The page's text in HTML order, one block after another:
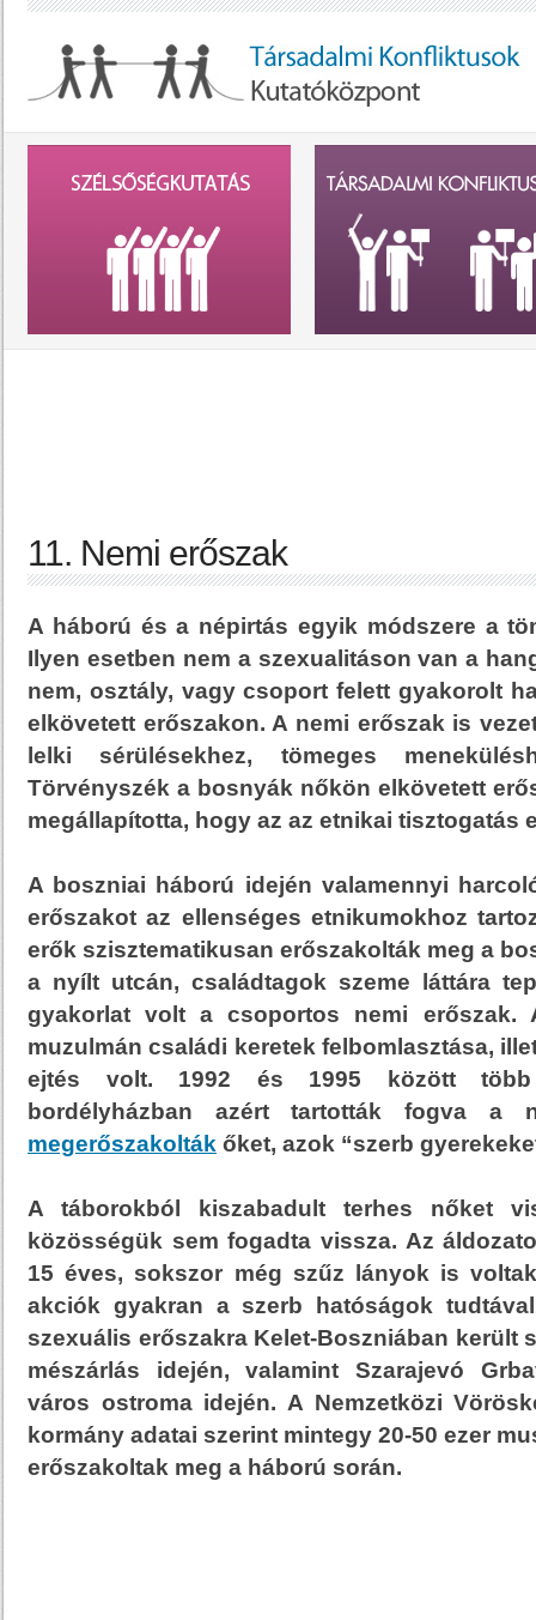
11. Nemi erőszak
A háború és a népirtás egyik módszere a
Ilyen esetben nem a szexualitáson van a
nem, osztály, vagy csoport felett gyakorolt
elkövetett erőszakon. A nemi erőszak is
lelki sérülésekhez, tömeges
Törvényszék a bosnyák nőkön elkövetett
megállapította, hogy az az etnikai tisztogatás
A boszniai háború idején valamennyi
erőszakot az ellenséges etnikumokhoz
erők szisztematikusan erőszakolták meg a
a nyílt utcán, családtagok szeme láttára
gyakorlat volt a csoportos nemi erőszak.
muzulmán családi keretek felbomlasztása,
ejtés volt. 1992 és 1995 között több
bordélyházban azért tartották fogva a
megerőszakolták őket, azok “szerb
A táborokból kiszabadult terhes nőket
közösségük sem fogadta vissza. Az
15 éves, sokszor még szűz lányok is
akciók gyakran a szerb hatóságok
szexuális erőszakra Kelet-Boszniában került
mészárlás idején, valamint Szarajevó
város ostroma idején. A Nemzetközi
kormány adatai szerint mintegy 20-50 ezer
erőszakoltak meg a háború során.